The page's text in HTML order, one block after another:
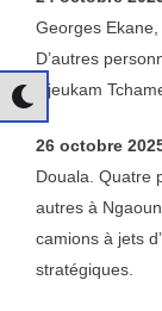
Georges
D’autres
Djeukam
26 octobre
Douala. Quatre
autres à
camions à jets
stratégiques.